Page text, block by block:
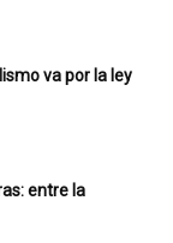
va por la ley
entre la